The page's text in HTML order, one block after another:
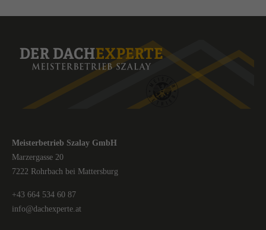
Meisterbetrieb Szalay GmbH
Marzergasse 20
7222 Rohrbach bei Mattersburg
+43 664 534 60 87
info@dachexperte.at